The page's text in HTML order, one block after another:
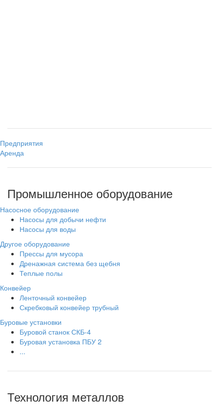
Предприятия
Аренда
Промышленное оборудование
Насосное оборудование
Насосы для добычи нефти
Насосы для воды
Другое оборудование
Прессы для мусора
Дренажная система без щебня
Теплые полы
Конвейер
Ленточный конвейер
Скребковый конвейер трубный
Буровые установки
Буровой станок СКБ-4
Буровая установка ПБУ 2
...
Технология металлов